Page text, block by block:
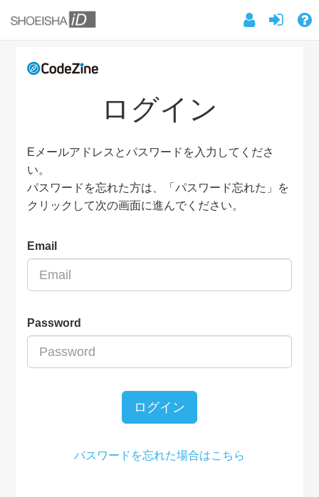
ログイン
Eメールアドレスとパスワードを入力してくださ
い。
パスワードを忘れた方は、「パスワード忘れた」を
クリックして次の画面に進んでください。
Email
Password
ログイン
パスワードを忘れた場合はこちら